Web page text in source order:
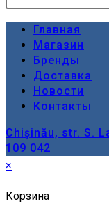
Главная
Магазин
Бренды
Доставка
Новости
Контакты
Chișinău, str. S.
109 042
×
Корзина